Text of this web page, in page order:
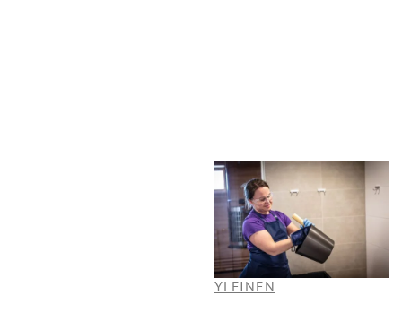
YLEINEN